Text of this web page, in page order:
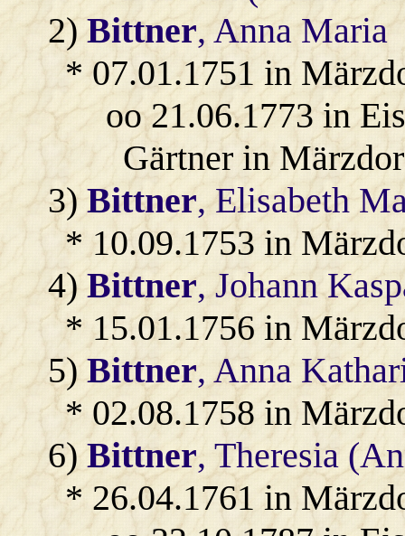
2)Bittner, Anna Maria
* 07.01.1751 in
oo 21.06.1773 in
Gärtner in
3)Bittner, Elisabeth
* 10.09.1753 in
4)Bittner, Johann
* 15.01.1756 in
5)Bittner, Anna
* 02.08.1758 in
6)Bittner, Theresia
* 26.04.1761 in